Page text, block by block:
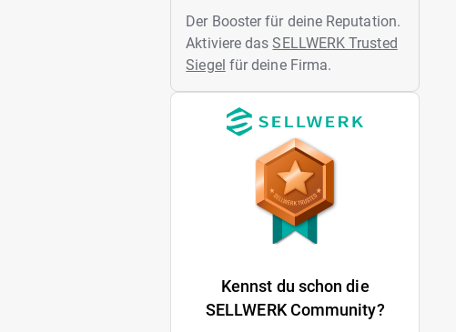
Der Booster für deine Reputation.
Aktiviere dasSELLWERK Trusted
Siegel für deine Firma.
Kennst du schon die
SELLWERK Community?